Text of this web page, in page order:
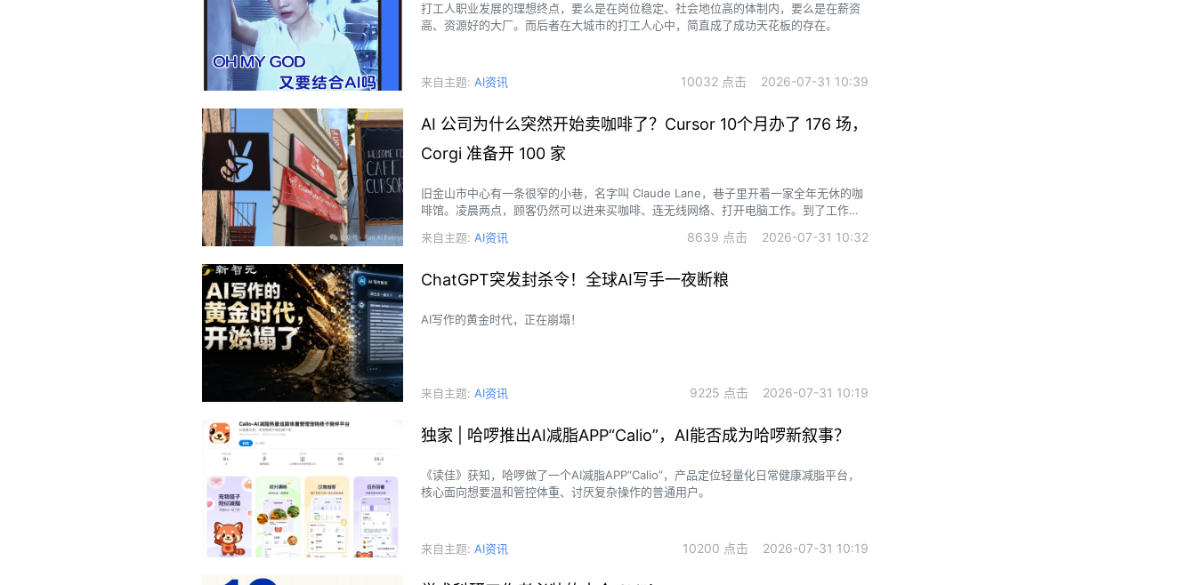
打工人职业发展的理想终点，要么是在岗位稳定、社会地位高的体制内，要么是在薪资
高、资源好的大厂。而后者在大城市的打工人心中，简直成了成功天花板的存在。
来自主题: AI资讯 10032 点击 2026-07-31 10:39
AI 公司为什么突然开始卖咖啡了？Cursor 10个月办了 176 场，
Corgi 准备开 100 家
旧金山市中心有一条很窄的小巷，名字叫 Claude Lane，巷子里开着一家全年无休的咖
啡馆。凌晨两点，顾客仍然可以进来买咖啡、连无线网络、打开电脑工作。到了工作日
来自主题: AI资讯 8639 点击 2026-07-31 10:32
ChatGPT突发封杀令！全球AI写手一夜断粮
AI写作的黄金时代，正在崩塌！
来自主题: AI资讯 9225 点击 2026-07-31 10:19
独家 | 哈啰推出AI减脂APP“Calio”，AI能否成为哈啰新叙事？
《读佳》获知，哈啰做了一个AI减脂APP“Calio”，产品定位轻量化日常健康减脂平台，
核心面向想要温和管控体重、讨厌复杂操作的普通用户。
来自主题: AI资讯 10200 点击 2026-07-31 10:19